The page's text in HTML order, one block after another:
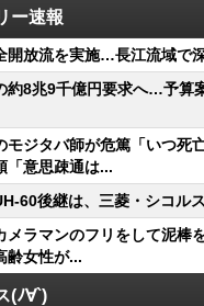
ー速報
開放流を実施…長江流域で
約8兆9千億円要求へ…予算
モジタバ師が危篤「いつ死
意思疎通は...
60後継は、三菱・シコル
メラマンのフリをして泥
齢女性が...
(ﾉ∀`)